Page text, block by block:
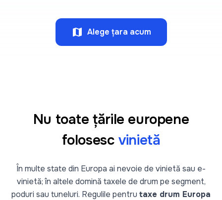
map Alege țara acum
Nu toate țările europene
folosescvinietă
În multe state din Europa ai nevoie de vinietă sau e-
vinietă; în altele domină taxele de drum pe segment,
poduri sau tuneluri. Regulile pentru taxe drum Europa